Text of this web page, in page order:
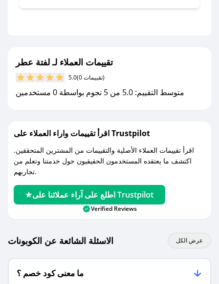
مع صحصح، تسوق بذكاء ووفّر على كل مشترياتك مع
تقييمات العملاء لـ لفتة عطر
5.0 (0 تقييمات)
متوسط التقييم: 5.0 من 5 نجوم بواسطة 0 مستخدمين
اقرأ تقييمات واراء العملاء على Trustpilot
اقرأ تقييمات العملاء الأصلية والتقييمات من المشترين المتحققين.
اكتشف ما يعتقده المستخدمون الحقيقيون حول خدمتنا وتعلم من
تجاربهم.
اطلع على آراء عملائنا على Trustpilot
Verified Reviews
الاسئلة الشائعة عن الكوبونات عرض الكل
ما معنى كود خصم ؟